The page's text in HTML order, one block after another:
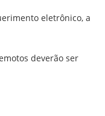
eletrônico, a
deverão ser